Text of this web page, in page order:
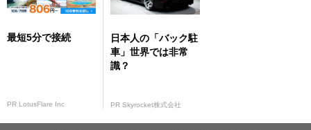
最短5分で接続
PR LotusFlare Inc
日本人の「バック駐
車」世界では非常
識？
PR Skyrocket株式会社